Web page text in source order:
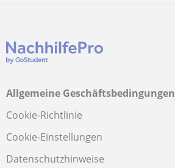
Allgemeine Geschäftsbedingungen
Cookie-Richtlinie
Cookie-Einstellungen
Datenschutzhinweise